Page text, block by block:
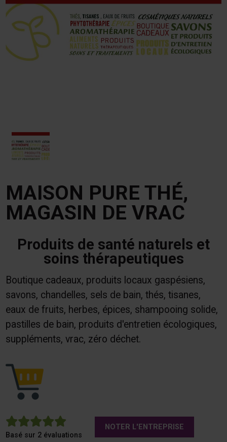
MAISON PURE THÉ,
MAGASIN DE VRAC
Produits de santé naturels et
soins thérapeutiques
Boutique cadeaux, produits locaux gaspésiens,
savons, chandelles, sels de bain, thés, tisanes,
eaux de fruits, herbes, épices, shampooing solide,
pastilles de bain, produits d'entretien écologiques,
suppléments, vrac, zéro déchet.
5
Basé sur 2 évaluations
NOTER L'ENTREPRISE